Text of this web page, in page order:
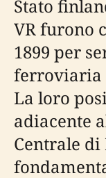
Stato
VR furono
1899 per
ferroviaria
La loro
adiacente
Centrale